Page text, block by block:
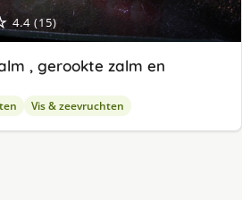
4.4 (15)
, gerookte zalm en
Vis & zeevruchten